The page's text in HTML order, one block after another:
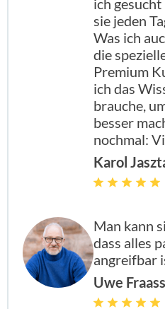
ich
sie jeden
Was ich
die
Premium
ich das
brauche,
besser
nochmal:
Karol
Man kann
dass alles
angreifbar
Uwe Fraass